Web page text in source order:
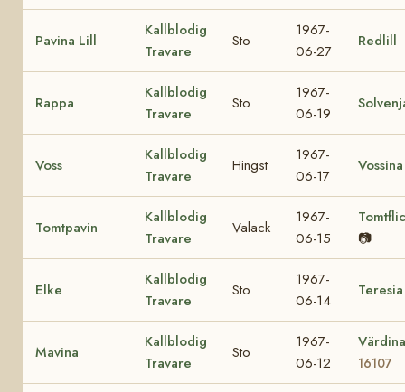
Pavina Lill
Kallblodig
Travare
Sto
1967-
06-27
Redlill
Rappa
Kallblodig
Travare
Sto
1967-
06-19
Voss
Kallblodig
Travare
Hingst
1967-
06-17
Vossina
Tomtpavin
Kallblodig
Travare
Valack
1967-
06-15
📷
Elke
Kallblodig
Travare
Sto
1967-
06-14
Teresia
Mavina
Kallblodig
Travare
Sto
1967-
06-12
Värdina
16107